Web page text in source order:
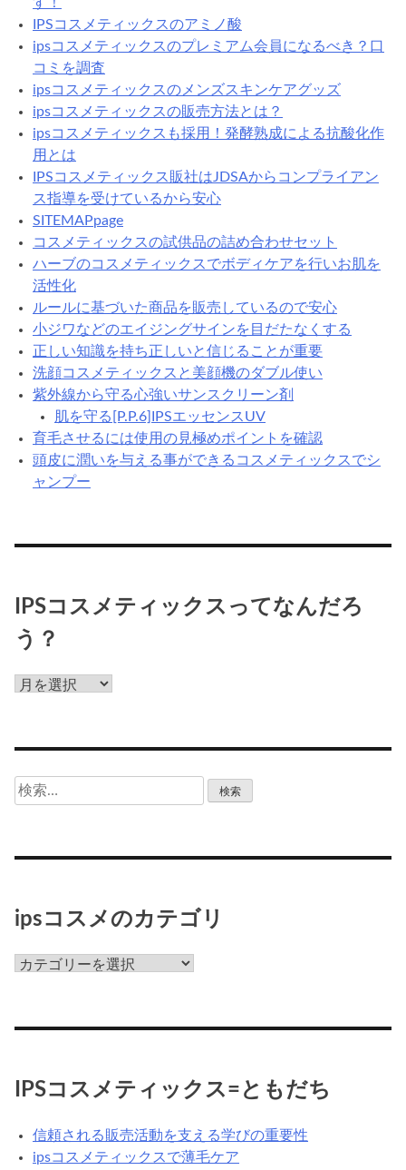
す！
IPSコスメティックスのアミノ酸
ipsコスメティックスのプレミアム会員になるべき？口
コミを調査
ipsコスメティックスのメンズスキンケアグッズ
ipsコスメティックスの販売方法とは？
ipsコスメティックスも採用！発酵熟成による抗酸化作
用とは
IPSコスメティックス販社はJDSAからコンプライアン
ス指導を受けているから安心
SITEMAPpage
コスメティックスの試供品の詰め合わせセット
ハーブのコスメティックスでボディケアを行いお肌を
活性化
ルールに基づいた商品を販売しているので安心
小ジワなどのエイジングサインを目だたなくする
正しい知識を持ち正しいと信じることが重要
洗顔コスメティックスと美顔機のダブル使い
紫外線から守る心強いサンスクリーン剤
肌を守る[P.P.6]IPSエッセンスUV
育毛させるには使用の見極めポイントを確認
頭皮に潤いを与える事ができるコスメティックスでシ
ャンプー
IPSコスメティックスってなんだろ
う？
IPS
メ
ィ
ス
な
だ
検
索:
ipsコスメのカテゴリ
ips
メ
テ
リ
IPSコスメティックス=ともだち
信頼される販売活動を支える学びの重要性
ipsコスメティックスで薄毛ケア